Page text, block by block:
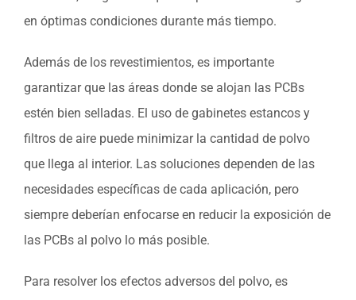
en óptimas condiciones durante más tiempo.
Además de los revestimientos, es importante
garantizar que las áreas donde se alojan las PCBs
estén bien selladas. El uso de gabinetes estancos y
filtros de aire puede minimizar la cantidad de polvo
que llega al interior. Las soluciones dependen de las
necesidades específicas de cada aplicación, pero
siempre deberían enfocarse en reducir la exposición de
las PCBs al polvo lo más posible.
Para resolver los efectos adversos del polvo, es